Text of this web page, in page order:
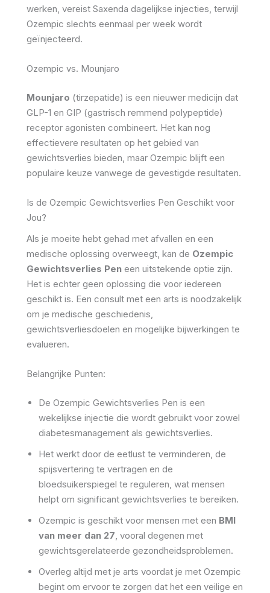
werken, vereist Saxenda dagelijkse injecties, terwijl
Ozempic slechts eenmaal per week wordt
geïnjecteerd.
Ozempic vs. Mounjaro
Mounjaro (tirzepatide) is een nieuwer medicijn dat
GLP-1 en GIP (gastrisch remmend polypeptide)
receptor agonisten combineert. Het kan nog
effectievere resultaten op het gebied van
gewichtsverlies bieden, maar Ozempic blijft een
populaire keuze vanwege de gevestigde resultaten.
Is de Ozempic Gewichtsverlies Pen Geschikt voor
Jou?
Als je moeite hebt gehad met afvallen en een
medische oplossing overweegt, kan de Ozempic
Gewichtsverlies Pen een uitstekende optie zijn.
Het is echter geen oplossing die voor iedereen
geschikt is. Een consult met een arts is noodzakelijk
om je medische geschiedenis,
gewichtsverliesdoelen en mogelijke bijwerkingen te
evalueren.
Belangrijke Punten:
De Ozempic Gewichtsverlies Pen is een
wekelijkse injectie die wordt gebruikt voor zowel
diabetesmanagement als gewichtsverlies.
Het werkt door de eetlust te verminderen, de
spijsvertering te vertragen en de
bloedsuikerspiegel te reguleren, wat mensen
helpt om significant gewichtsverlies te bereiken.
Ozempic is geschikt voor mensen met een BMI
van meer dan 27 , vooral degenen met
gewichtsgerelateerde gezondheidsproblemen.
Overleg altijd met je arts voordat je met Ozempic
begint om ervoor te zorgen dat het een veilige en